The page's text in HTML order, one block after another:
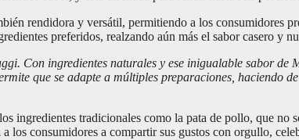
rendidora y versátil, permitiendo a los consumidores
preferidos, realzando aún más el sabor casero y
Con ingredientes naturales y ese inigualable sabor de
que se adapte a múltiples preparaciones, haciendo
ingredientes tradicionales como la pata de pollo, que
consumidores a compartir sus gustos con orgullo,